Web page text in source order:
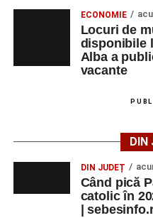
ECONOMIE
Locuri de
disponibile
Alba a
vacante
DIN
DIN JUDEȚ
Când pică
catolic în
|